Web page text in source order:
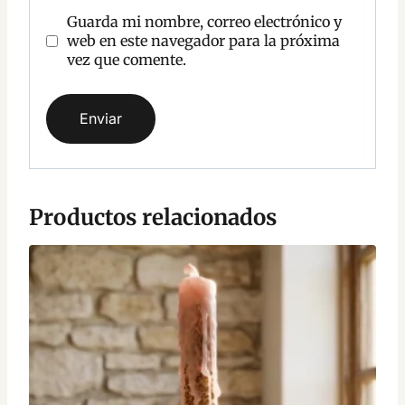
Guarda mi nombre, correo electrónico y
web en este navegador para la próxima
vez que comente.
Productos relacionados